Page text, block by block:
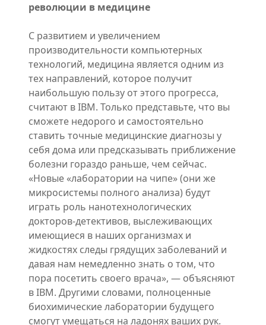
революции в медицине
С развитием и увеличением
производительности компьютерных
технологий, медицина является одним из
тех направлений, которое получит
наибольшую пользу от этого прогресса,
считают в IBM. Только представьте, что вы
сможете недорого и самостоятельно
ставить точные медицинские диагнозы у
себя дома или предсказывать приближение
болезни гораздо раньше, чем сейчас.
«Новые «лаборатории на чипе» (они же
микросистемы полного анализа) будут
играть роль нанотехнологических
докторов-детективов, выслеживающих
имеющиеся в наших организмах и
жидкостях следы грядущих заболеваний и
давая нам немедленно знать о том, что
пора посетить своего врача», — объясняют
в IBM. Другими словами, полноценные
биохимические лаборатории будущего
смогут умещаться на ладонях ваших рук.